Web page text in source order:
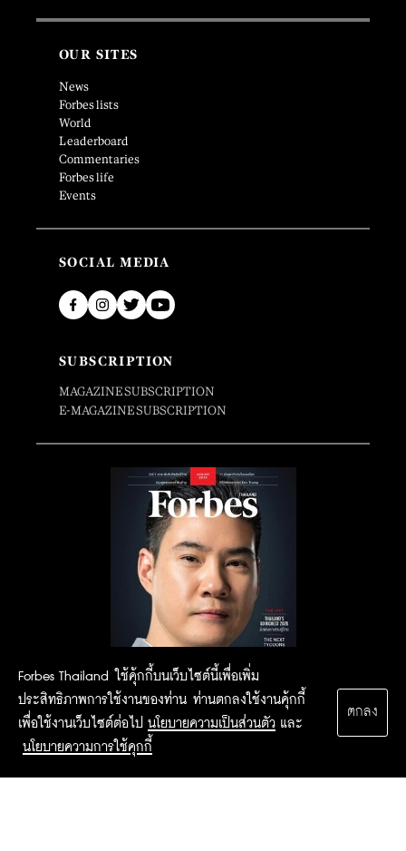
Forbes Thailand ใช้คุ้กกี้บนเว็บไซต์นี้เพื่อเพิ่ม
ประสิทธิภาพการใช้งานของท่าน ท่านตกลงใช้งานคุ้กกี้
เพื่อใช้งานเว็บไซต์ต่อไป นโยบายความเป็นส่วนตัว และ
นโยบายความการใช้คุกกี้
ตกลง
OUR SITES
News
Forbes lists
World
Leaderboard
Commentaries
Forbes life
Events
SOCIAL MEDIA
SUBSCRIPTION
MAGAZINE SUBSCRIPTION
E-MAGAZINE SUBSCRIPTION
2015 Forbesthailand.com ALL RIGHTS RESERVED